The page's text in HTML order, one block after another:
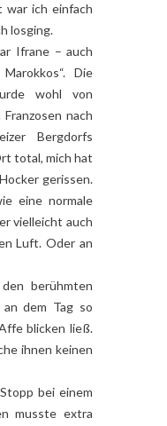
war ich einfach
losging.
Ifrane – auch
Die
wohl von
nach
Bergdorfs
total, mich hat
gerissen.
eine normale
vielleicht auch
Luft. Oder an
berühmten
dem Tag so
blicken ließ.
ihnen keinen
bei einem
musste extra